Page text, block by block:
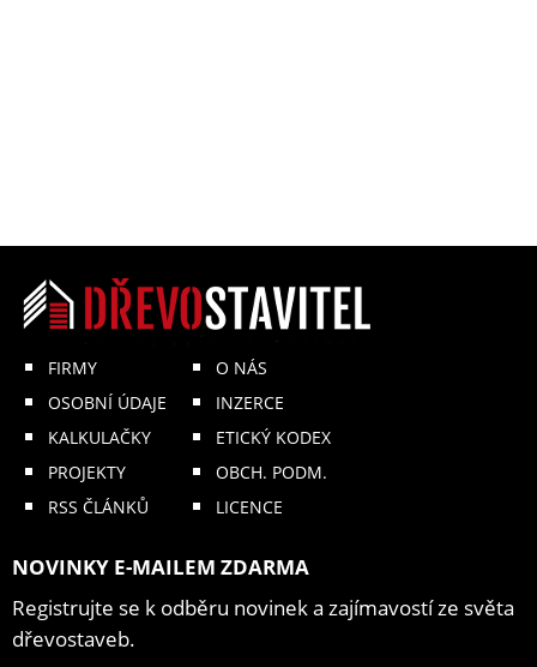
FIRMY
OSOBNÍ ÚDAJE
KALKULAČKY
PROJEKTY
RSS ČLÁNKŮ
O NÁS
INZERCE
ETICKÝ KODEX
OBCH. PODM.
LICENCE
NOVINKY E-MAILEM ZDARMA
Registrujte se k odběru novinek a zajímavostí ze světa
dřevostaveb.